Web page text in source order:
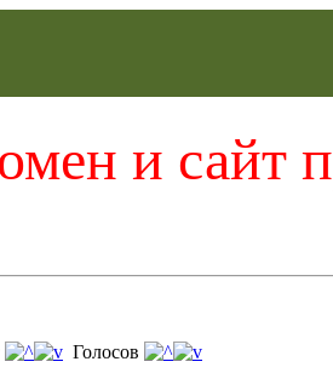
и сайт
Голосов